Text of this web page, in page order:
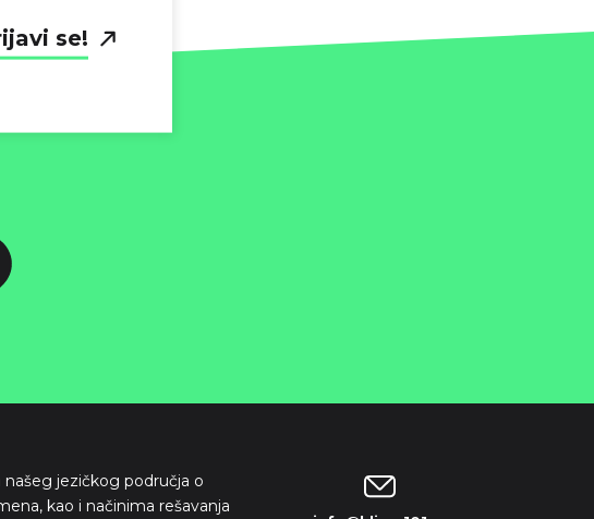
se!
našeg jezičkog područja o
kao i načinima rešavanja